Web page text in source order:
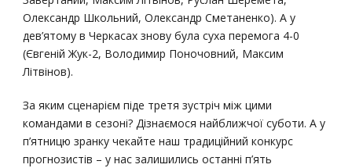
Олександр Школьний, Олександр Сметаненко). А у
дев’ятому в Черкасах знову була суха перемога 4-0
(Євгеній Жук-2, Володимир Поночовний, Максим
Літвінов).
За яким сценарієм піде третя зустріч між цими
командами в сезоні? Дізнаємося найближчої суботи. А у
п’ятницю зранку чекайте наш традиційний конкурс
прогнозистів – у нас залишились останні п’ять